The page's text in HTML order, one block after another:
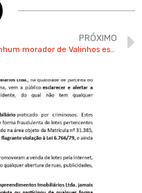
PRÓXIMO
Nenhum morador de Valinhos estava a bordo do avião que caiu em Vinhedo